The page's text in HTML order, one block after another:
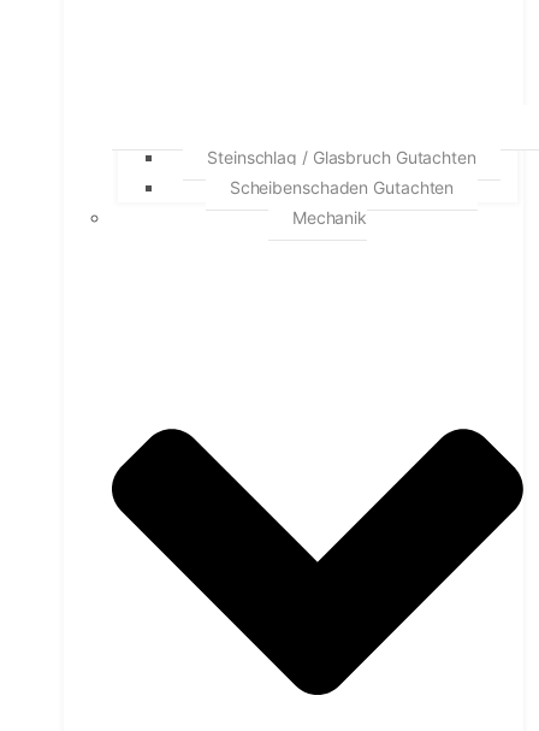
Steinschlag / Glasbruch Gutachten
Scheibenschaden Gutachten
Mechanik